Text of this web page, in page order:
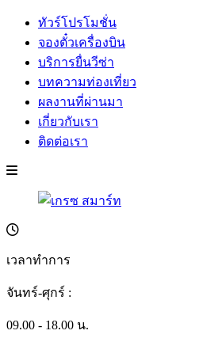
ทัวร์โปรโมชั่น
จองตั๋วเครื่องบิน
บริการยื่นวีซ่า
บทความท่องเที่ยว
ผลงานที่ผ่านมา
เกี่ยวกับเรา
ติดต่อเรา
เวลาทำการ
จันทร์-ศุกร์ :
09.00 - 18.00 น.